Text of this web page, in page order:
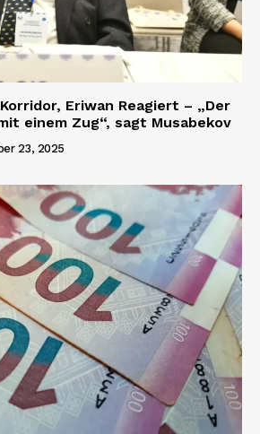
Eriwan Reagiert – „Der
einem Zug“, sagt Musabekov
23, 2025